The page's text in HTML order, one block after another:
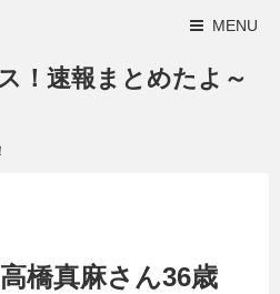
MENU
！速報まとめたよ～
橋真麻さん36歳